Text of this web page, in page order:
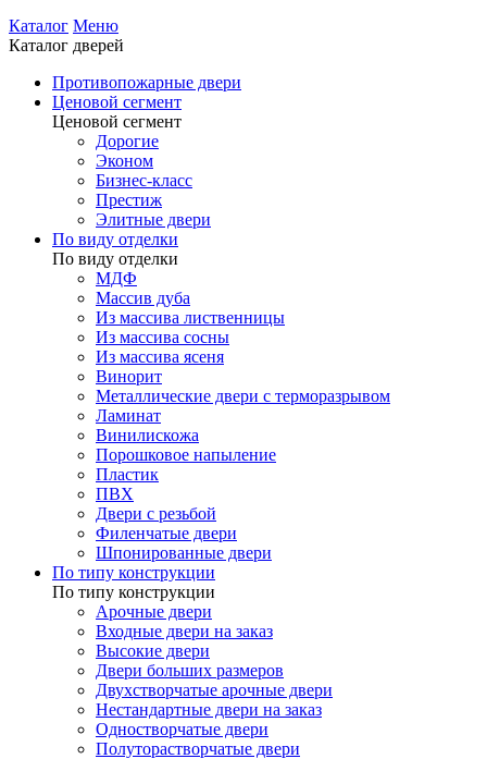
Каталог Меню
Каталог дверей
Противопожарные двери
Ценовой сегмент
Ценовой сегмент
Дорогие
Эконом
Бизнес-класс
Престиж
Элитные двери
По виду отделки
По виду отделки
МДФ
Массив дуба
Из массива лиственницы
Из массива сосны
Из массива ясеня
Винорит
Металлические двери с терморазрывом
Ламинат
Винилискожа
Порошковое напыление
Пластик
ПВХ
Двери с резьбой
Филенчатые двери
Шпонированные двери
По типу конструкции
По типу конструкции
Арочные двери
Входные двери на заказ
Высокие двери
Двери больших размеров
Двухстворчатые арочные двери
Нестандартные двери на заказ
Одностворчатые двери
Полуторастворчатые двери